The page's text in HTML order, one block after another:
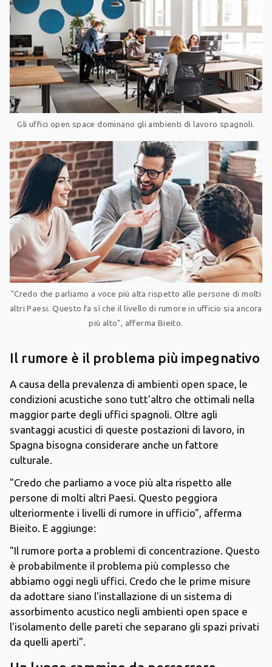
Gli uffici open space dominano gli ambienti di lavoro spagnoli.
"Credo che parliamo a voce più alta rispetto alle persone di molti
altri Paesi. Questo fa sì che il livello di rumore in ufficio sia ancora
più alto", afferma Bieito.
Il rumore è il problema più impegnativo
A causa della prevalenza di ambienti open space, le
condizioni acustiche sono tutt'altro che ottimali nella
maggior parte degli uffici spagnoli. Oltre agli
svantaggi acustici di queste postazioni di lavoro, in
Spagna bisogna considerare anche un fattore
culturale.
"Credo che parliamo a voce più alta rispetto alle
persone di molti altri Paesi. Questo peggiora
ulteriormente i livelli di rumore in ufficio", afferma
Bieito. E aggiunge:
"Il rumore porta a problemi di concentrazione. Questo
è probabilmente il problema più complesso che
abbiamo oggi negli uffici. Credo che le prime misure
da adottare siano l'installazione di un sistema di
assorbimento acustico negli ambienti open space e
l'isolamento delle pareti che separano gli spazi privati
da quelli aperti".